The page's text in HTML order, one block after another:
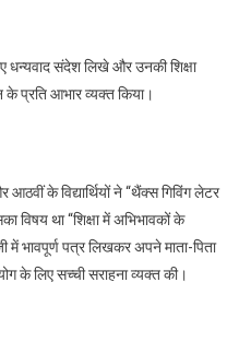
धन्यवाद संदेश लिखे और उनकी शिक्षा
के प्रति आभार व्यक्त किया।
के विद्यार्थियों ने “थैंक्स गिविंग लेटर
विषय था “शिक्षा में अभिभावकों के
में भावपूर्ण पत्र लिखकर अपने माता-पिता
के लिए सच्ची सराहना व्यक्त की।